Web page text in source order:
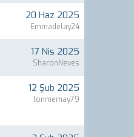
20 Haz 2025
Emmadelay24
17 Nis 2025
SharonNeves
12 Şub 2025
lonmemay79